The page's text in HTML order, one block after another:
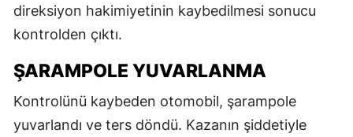
direksiyon hakimiyetinin kaybedilmesi sonucu
kontrolden çıktı.
ŞARAMPOLE YUVARLANMA
Kontrolünü kaybeden otomobil, şarampole
yuvarlandı ve ters döndü. Kazanın şiddetiyle